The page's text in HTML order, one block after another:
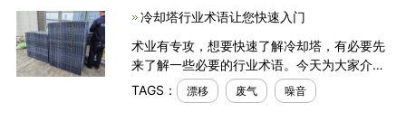
想要自身拥有比较
冷却塔行业术语让您快速入门
术业有专攻，想要快速了解冷却塔，有必要先
来了解一些必要的行业术语。今天为大家介绍
3个行业术语。1、漂移：冷却塔里面废气液滴
形成水，漂浮的液滴进入冷却塔的杂质液体浓
TAGS： 漂移 废气 噪音